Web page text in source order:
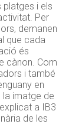
platges i els
Per
demanen
que cada
és
cànon. Com
i també
en
la imatge de
a IB3
de les